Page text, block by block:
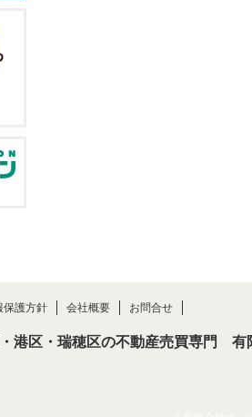
保護方針 会社概要 お問合せ
港区・瑞穂区の不動産売買専門 有